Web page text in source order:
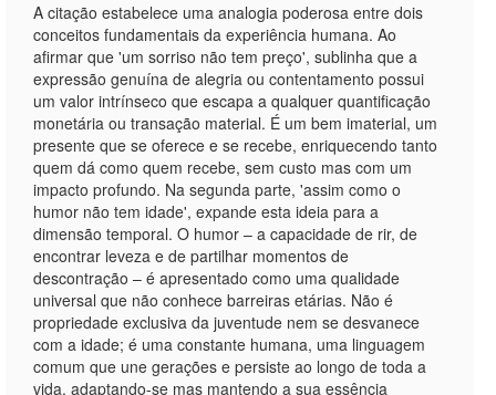
A citação estabelece uma analogia poderosa entre dois
conceitos fundamentais da experiência humana. Ao
afirmar que 'um sorriso não tem preço', sublinha que a
expressão genuína de alegria ou contentamento possui
um valor intrínseco que escapa a qualquer quantificação
monetária ou transação material. É um bem imaterial, um
presente que se oferece e se recebe, enriquecendo tanto
quem dá como quem recebe, sem custo mas com um
impacto profundo. Na segunda parte, 'assim como o
humor não tem idade', expande esta ideia para a
dimensão temporal. O humor – a capacidade de rir, de
encontrar leveza e de partilhar momentos de
descontração – é apresentado como uma qualidade
universal que não conhece barreiras etárias. Não é
propriedade exclusiva da juventude nem se desvanece
com a idade; é uma constante humana, uma linguagem
comum que une gerações e persiste ao longo de toda a
vida, adaptando-se mas mantendo a sua essência